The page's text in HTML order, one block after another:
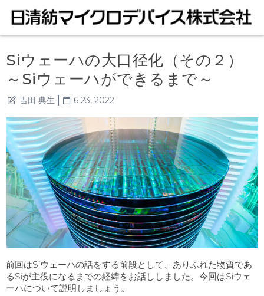
Siウェーハの大口径化（その２）
～Siウェーハができるまで～
吉田 典生 6 23, 2022
前回はSiウェーハの話をする前段として、ありふれた物質であ
るSiが主役になるまでの経緯をお話ししました。今回はSiウェ
ーハについて説明しましょう。